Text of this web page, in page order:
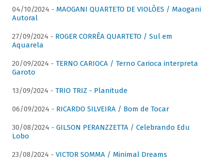
04/10/2024 - MAOGANI QUARTETO DE VIOLÕES / Maogani
Autoral
27/09/2024 - ROGER CORRÊA QUARTETO / Sul em
Aquarela
20/09/2024 - TERNO CARIOCA / Terno Carioca interpreta
Garoto
13/09/2024 - TRIO TRIZ - Planitude
06/09/2024 - RICARDO SILVEIRA / Bom de Tocar
30/08/2024 - GILSON PERANZZETTA / Celebrando Edu
Lobo
23/08/2024 - VICTOR SOMMA / Minimal Dreams